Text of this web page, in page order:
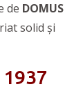
de DOMUS
solid și